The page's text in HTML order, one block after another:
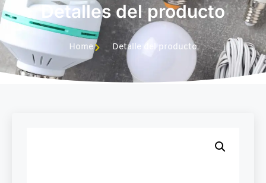
Detalles del producto
Home Detalle del producto